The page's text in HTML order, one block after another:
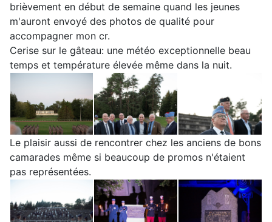
brièvement en début de semaine quand les jeunes
m'auront envoyé des photos de qualité pour
accompagner mon cr.
Cerise sur le gâteau: une météo exceptionnelle beau
temps et température élevée même dans la nuit.
Le plaisir aussi de rencontrer chez les anciens de bons
camarades même si beaucoup de promos n'étaient
pas représentées.